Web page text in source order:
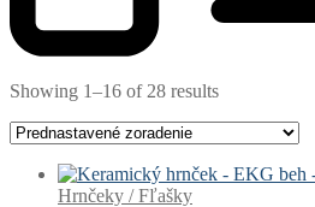
Showing 1–16 of 28 results
Hrnčeky / Fľašky